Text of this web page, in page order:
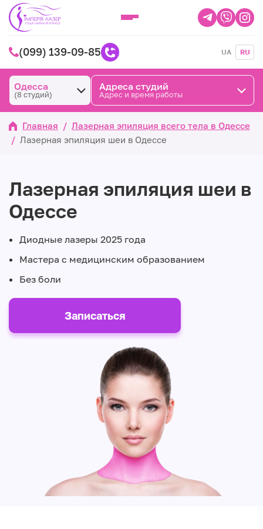
(099) 139-09-85 UA RU
Одесса
(8 студий)
Адреса студий
Адрес и время работы
Главная / Лазерная эпиляция всего тела в Одессе
/ Лазерная эпиляция шеи в Одессе
Лазерная эпиляция шеи в
Одессе
Диодные лазеры 2025 года
Мастера с медицинским образованием
Без боли
Записаться